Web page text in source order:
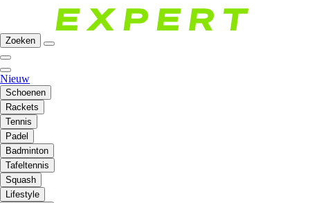
Zoeken
Nieuw
Schoenen
Rackets
Tennis
Padel
Badminton
Tafeltennis
Squash
Lifestyle